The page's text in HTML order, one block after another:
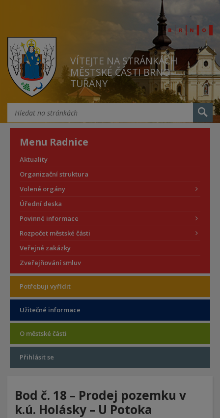
VÍTEJTE NA STRÁNKÁCH
MĚSTSKÉ ČÁSTI BRNO
TUŘANY
Menu Radnice
Aktuality
Organizační struktura
Volené orgány
Úřední deska
Povinné informace
Rozpočet městské části
Veřejné zakázky
Zveřejňování smluv
Potřebuji vyřídit
Užitečné informace
O městské části
Přihlásit se
Bod č. 18 – Prodej pozemku v
k.ú. Holásky – U Potoka